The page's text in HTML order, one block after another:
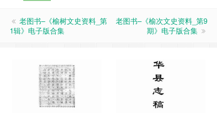
老图书–《榆树文史资料_第
1辑》电子版合集
老图书–《榆次文史资料_第9
期》电子版合集